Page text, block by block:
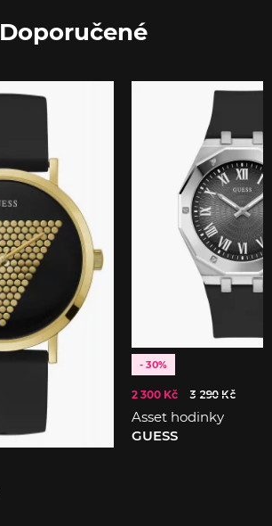
Doporučené
- 30%
2 300 Kč 3 290 Kč
Asset hodinky
GUESS